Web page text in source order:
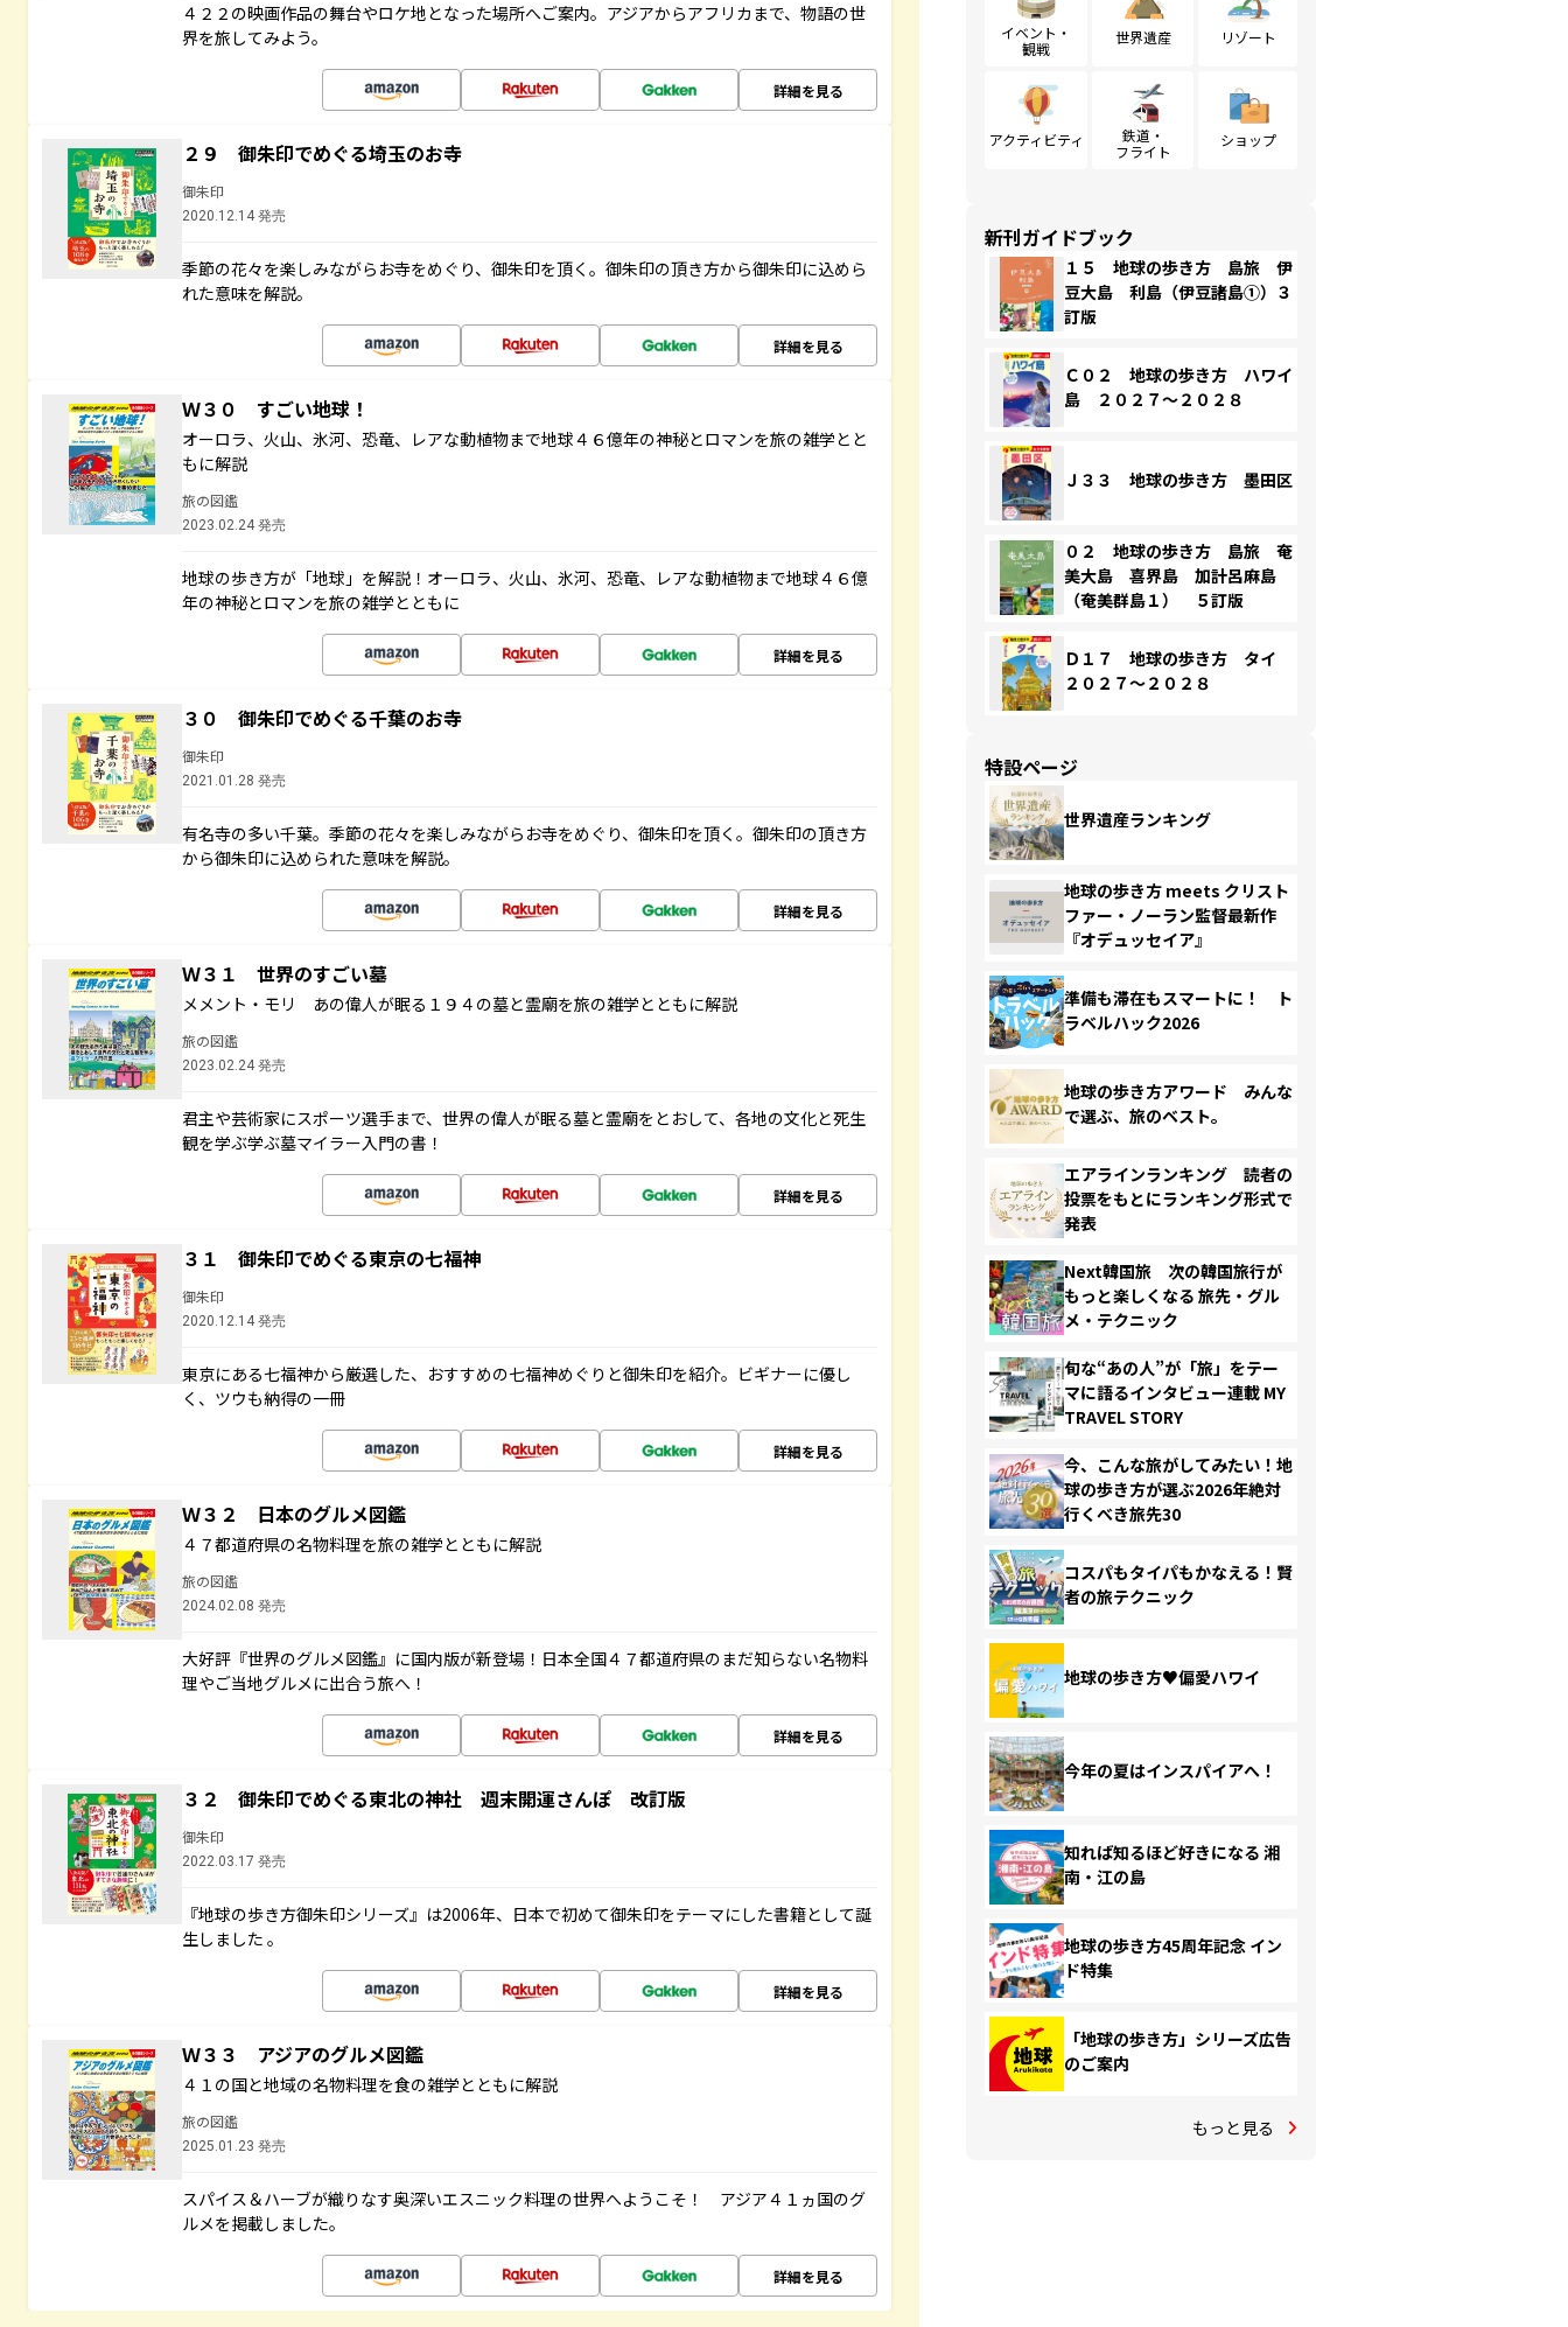
４２２の映画作品の舞台やロケ地となった場所へご案内。アジアからアフリカまで、物語の世
界を旅してみよう。
詳細を見る
２９ 御朱印でめぐる埼玉のお寺
御朱印
2020.12.14 発売
季節の花々を楽しみながらお寺をめぐり、御朱印を頂く。御朱印の頂き方から御朱印に込めら
れた意味を解説。
詳細を見る
Ｗ３０ すごい地球！
オーロラ、火山、氷河、恐竜、レアな動植物まで地球４６億年の神秘とロマンを旅の雑学とと
もに解説
旅の図鑑
2023.02.24 発売
地球の歩き方が「地球」を解説！オーロラ、火山、氷河、恐竜、レアな動植物まで地球４６億
年の神秘とロマンを旅の雑学とともに
詳細を見る
３０ 御朱印でめぐる千葉のお寺
御朱印
2021.01.28 発売
有名寺の多い千葉。季節の花々を楽しみながらお寺をめぐり、御朱印を頂く。御朱印の頂き方
から御朱印に込められた意味を解説。
詳細を見る
Ｗ３１ 世界のすごい墓
メメント・モリ あの偉人が眠る１９４の墓と霊廟を旅の雑学とともに解説
旅の図鑑
2023.02.24 発売
君主や芸術家にスポーツ選手まで、世界の偉人が眠る墓と霊廟をとおして、各地の文化と死生
観を学ぶ学ぶ墓マイラー入門の書！
詳細を見る
３１ 御朱印でめぐる東京の七福神
御朱印
2020.12.14 発売
東京にある七福神から厳選した、おすすめの七福神めぐりと御朱印を紹介。ビギナーに優し
く、ツウも納得の一冊
詳細を見る
Ｗ３２ 日本のグルメ図鑑
４７都道府県の名物料理を旅の雑学とともに解説
旅の図鑑
2024.02.08 発売
大好評『世界のグルメ図鑑』に国内版が新登場！日本全国４７都道府県のまだ知らない名物料
理やご当地グルメに出合う旅へ！
詳細を見る
３２ 御朱印でめぐる東北の神社 週末開運さんぽ 改訂版
御朱印
2022.03.17 発売
『地球の歩き方御朱印シリーズ』は2006年、日本で初めて御朱印をテーマにした書籍として誕
生しました 。
詳細を見る
Ｗ３３ アジアのグルメ図鑑
４１の国と地域の名物料理を食の雑学とともに解説
旅の図鑑
2025.01.23 発売
スパイス＆ハーブが織りなす奥深いエスニック料理の世界へようこそ！ アジア４１ヵ国のグ
ルメを掲載しました。
詳細を見る
イベント・
観戦
世界遺産 リゾート
アクティビティ
鉄道・
フライト
ショップ
新刊ガイドブック
１５ 地球の歩き方 島旅 伊
豆大島 利島（伊豆諸島①）３
訂版
Ｃ０２ 地球の歩き方 ハワイ
島 ２０２７～２０２８
Ｊ３３ 地球の歩き方 墨田区
０２ 地球の歩き方 島旅 奄
美大島 喜界島 加計呂麻島
（奄美群島１） ５訂版
Ｄ１７ 地球の歩き方 タイ
２０２７～２０２８
特設ページ
世界遺産ランキング
地球の歩き方 meets クリスト
ファー・ノーラン監督最新作
『オデュッセイア』
準備も滞在もスマートに！ ト
ラベルハック2026
地球の歩き方アワード みんな
で選ぶ、旅のベスト。
エアラインランキング 読者の
投票をもとにランキング形式で
発表
Next韓国旅 次の韓国旅行が
もっと楽しくなる 旅先・グル
メ・テクニック
旬な“あの人”が「旅」をテー
マに語るインタビュー連載 MY
TRAVEL STORY
今、こんな旅がしてみたい！地
球の歩き方が選ぶ2026年絶対
行くべき旅先30
コスパもタイパもかなえる！賢
者の旅テクニック
地球の歩き方♥偏愛ハワイ
今年の夏はインスパイアへ！
知れば知るほど好きになる 湘
南・江の島
地球の歩き方45周年記念 イン
ド特集
「地球の歩き方」シリーズ広告
のご案内
もっと見る